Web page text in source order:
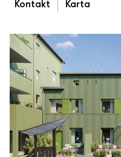
Kontakt
Karta